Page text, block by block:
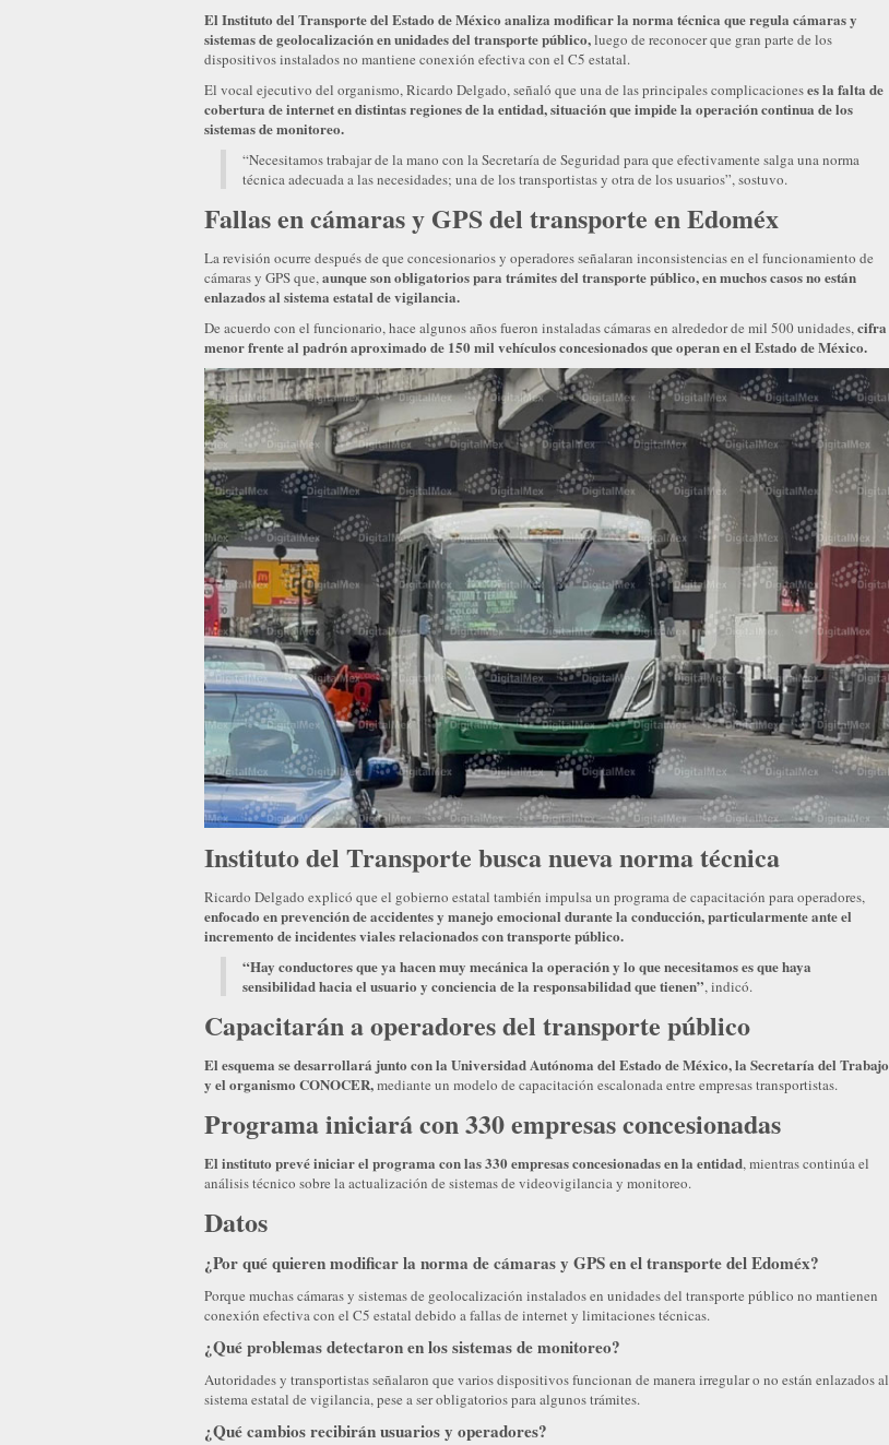
El Instituto del Transporte del Estado de México analiza modificar la norma técnica que regula cámaras y
sistemas de geolocalización en unidades del transporte público,luego de reconocer que gran parte de los
dispositivos instalados no mantiene conexión efectiva con el C5 estatal.
El vocal ejecutivo del organismo, Ricardo Delgado, señaló que una de las principales complicacioneses la falta de
cobertura de internet en distintas regiones de la entidad, situación que impide la operación continua de los
sistemas de monitoreo.
“Necesitamos trabajar de la mano con la Secretaría de Seguridad para que efectivamente salga una norma
técnica adecuada a las necesidades; una de los transportistas y otra de los usuarios”, sostuvo.
Fallas en cámaras y GPS del transporte en Edoméx
La revisión ocurre después de que concesionarios y operadores señalaran inconsistencias en el funcionamiento de
cámaras y GPS que,aunque son obligatorios para trámites del transporte público, en muchos casos no están
enlazados al sistema estatal de vigilancia.
De acuerdo con el funcionario, hace algunos años fueron instaladas cámaras en alrededor de mil 500 unidades,cifra
menor frente al padrón aproximado de 150 mil vehículos concesionados que operan en el Estado de México.
Instituto del Transporte busca nueva norma técnica
Ricardo Delgado explicó que el gobierno estatal también impulsa un programa de capacitación para operadores,
enfocado en prevención de accidentes y manejo emocional durante la conducción, particularmente ante el
incremento de incidentes viales relacionados con transporte público.
“Hay conductores que ya hacen muy mecánica la operación y lo que necesitamos es que haya
sensibilidad hacia el usuario y conciencia de la responsabilidad que tienen”, indicó.
Capacitarán a operadores del transporte público
El esquema se desarrollará junto con la Universidad Autónoma del Estado de México, la Secretaría del Trabajo
y el organismo CONOCER,mediante un modelo de capacitación escalonada entre empresas transportistas.
Programa iniciará con 330 empresas concesionadas
El instituto prevé iniciar el programa con las 330 empresas concesionadas en la entidad, mientras continúa el
análisis técnico sobre la actualización de sistemas de videovigilancia y monitoreo.
Datos
¿Por qué quieren modificar la norma de cámaras y GPS en el transporte del Edoméx?
Porque muchas cámaras y sistemas de geolocalización instalados en unidades del transporte público no mantienen
conexión efectiva con el C5 estatal debido a fallas de internet y limitaciones técnicas.
¿Qué problemas detectaron en los sistemas de monitoreo?
Autoridades y transportistas señalaron que varios dispositivos funcionan de manera irregular o no están enlazados al
sistema estatal de vigilancia, pese a ser obligatorios para algunos trámites.
¿Qué cambios recibirán usuarios y operadores?